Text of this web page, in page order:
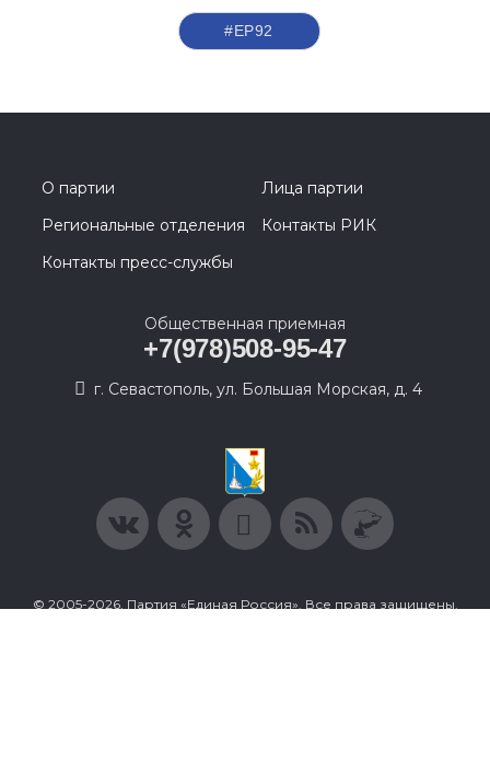
#ЕР92
О партии
Лица партии
Региональные отделения
Контакты РИК
Контакты пресс-службы
Общественная приемная
+7(978)508-95-47
г. Севастополь, ул. Большая Морская, д. 4
© 2005-2026, Партия «Единая Россия». Все права защищены.